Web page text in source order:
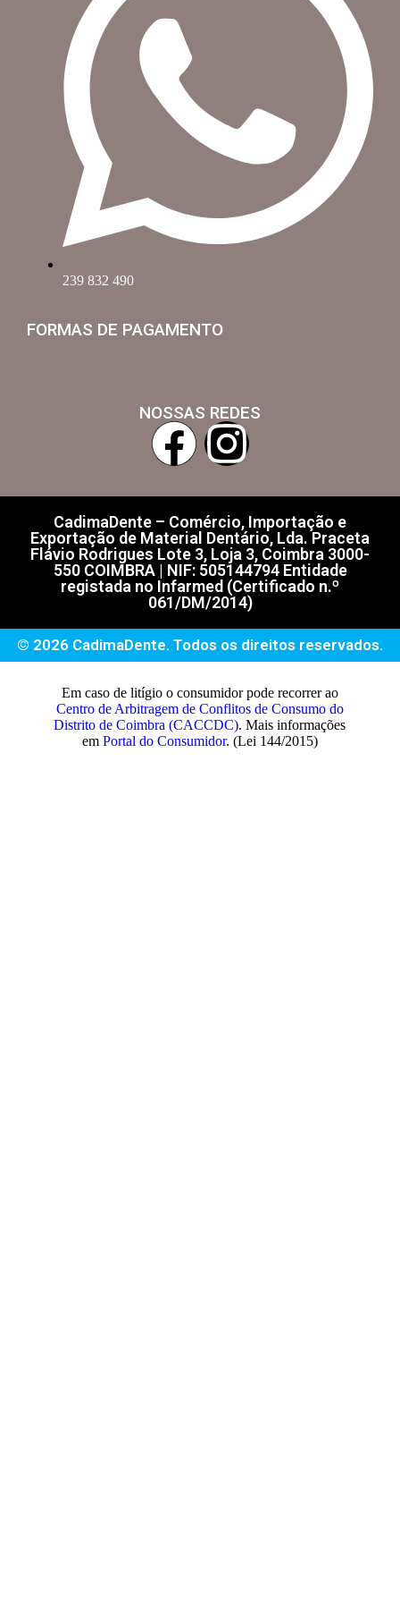
239 832 490
FORMAS DE PAGAMENTO
NOSSAS REDES
CadimaDente – Comércio, Importação e
Exportação de Material Dentário, Lda. Praceta
Flávio Rodrigues Lote 3, Loja 3, Coimbra 3000-
550 COIMBRA | NIF: 505144794 Entidade
registada no Infarmed (Certificado n.º
061/DM/2014)
© 2026 CadimaDente. Todos os direitos reservados.
Em caso de litígio o consumidor pode recorrer ao
Centro de Arbitragem de Conflitos de Consumo do
Distrito de Coimbra (CACCDC). Mais informações
em Portal do Consumidor. (Lei 144/2015)